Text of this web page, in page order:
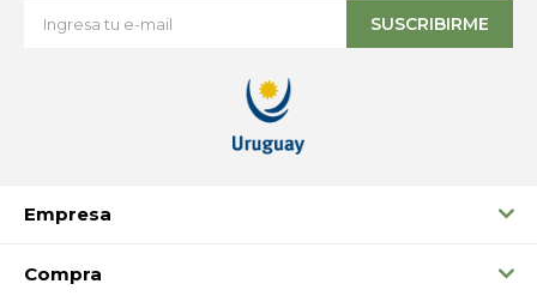
Empresa
Compra
SUSCRIBIRME